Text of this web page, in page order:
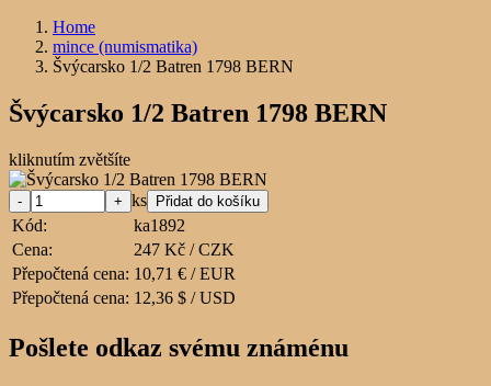
Home
mince (numismatika)
Švýcarsko 1/2 Batren 1798 BERN
Švýcarsko 1/2 Batren 1798 BERN
kliknutím zvětšíte
ks
Kód:
ka1892
Cena:
247 Kč / CZK
Přepočtená cena: 10,71 € / EUR
Přepočtená cena: 12,36 $ / USD
Pošlete odkaz svému známénu